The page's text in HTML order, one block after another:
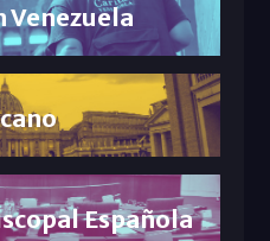
Venezuela
Española